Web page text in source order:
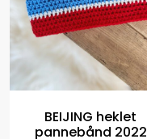
BEIJING heklet
pannebånd 2022